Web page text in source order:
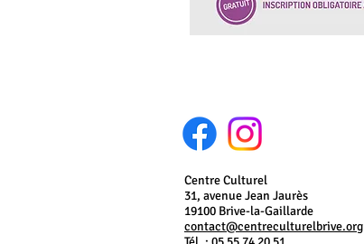
Centre Culturel
31, avenue Jean Jaurès
19100 Brive-la-Gaillarde
contact@centreculturelbrive.org